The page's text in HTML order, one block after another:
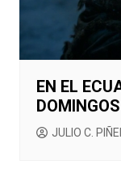
EN EL
JULIO C.